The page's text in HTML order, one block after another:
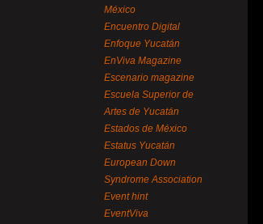
México
Encuentro Digital
Enfoque Yucatán
EnViva Magazine
Escenario magazine
Escuela Superior de
Artes de Yucatán
Estados de México
Estatus Yucatán
European Down
Syndrome Association
Event hint
EventViva